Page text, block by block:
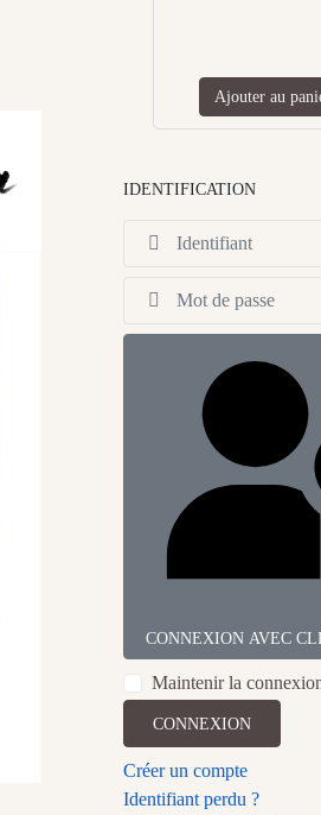
Ajouter au
IDENTIFICATION
CONNEXION AVEC
Maintenir la
CONNEXION
Créer un compte
Identifiant perdu ?